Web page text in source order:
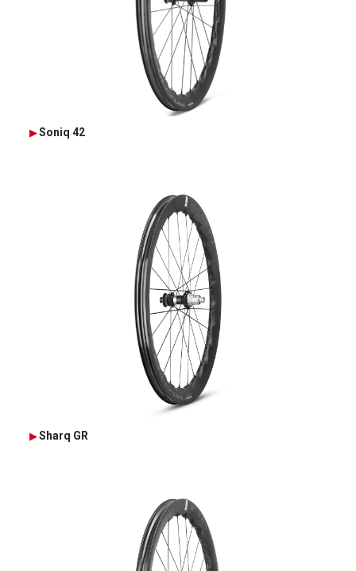
Soniq 42
Sharq GR